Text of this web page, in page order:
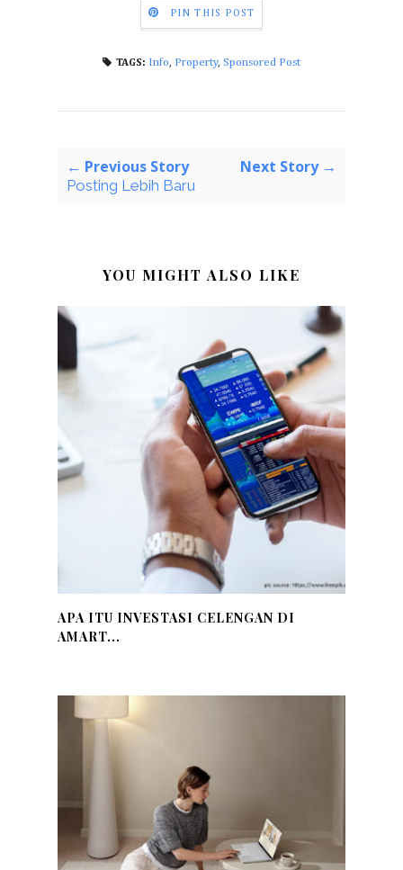
PIN THIS POST
TAGS: Info, Property, Sponsored Post
← Previous Story
Posting Lebih Baru
Next Story →
YOU MIGHT ALSO LIKE
APA ITU INVESTASI CELENGAN DI
AMART...